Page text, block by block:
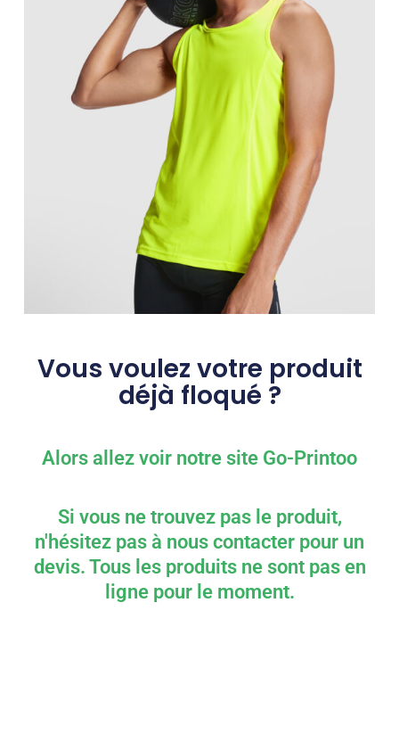
Vous voulez votre produit
déjà floqué ?
Alors allez voir notre site Go-Printoo
Si vous ne trouvez pas le produit,
n'hésitez pas à nous contacter pour un
devis. Tous les produits ne sont pas en
ligne pour le moment.